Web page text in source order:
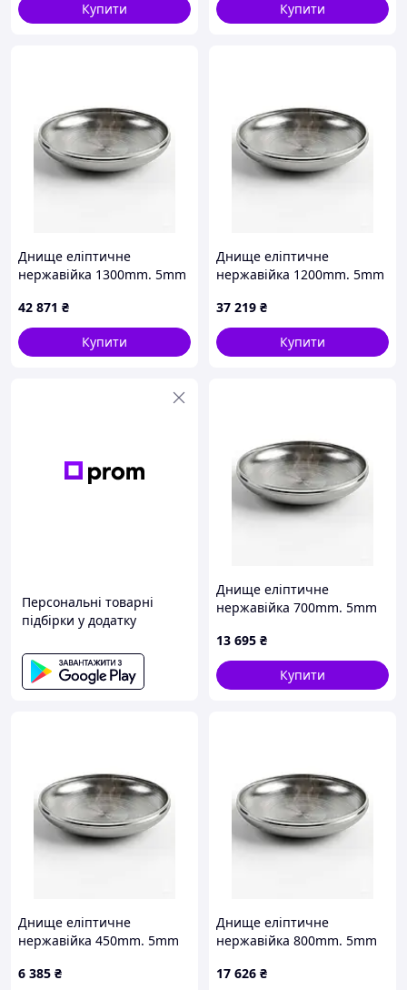
80 - 120
300 - 700 1,25 250-500 1.5/2
> 600 0,75 300-600 1.1/1.6
Купити Купити
Днище еліптичне
нержавійка 1300mm. 5mm
42 871 ₴
Купити
Днище еліптичне
нержавійка 1200mm. 5mm
37 219 ₴
Купити
Персональні товарні
підбірки у додатку
Днище еліптичне
нержавійка 700mm. 5mm
13 695 ₴
Купити
Днище еліптичне
нержавійка 450mm. 5mm
6 385 ₴
Днище еліптичне
нержавійка 800mm. 5mm
17 626 ₴